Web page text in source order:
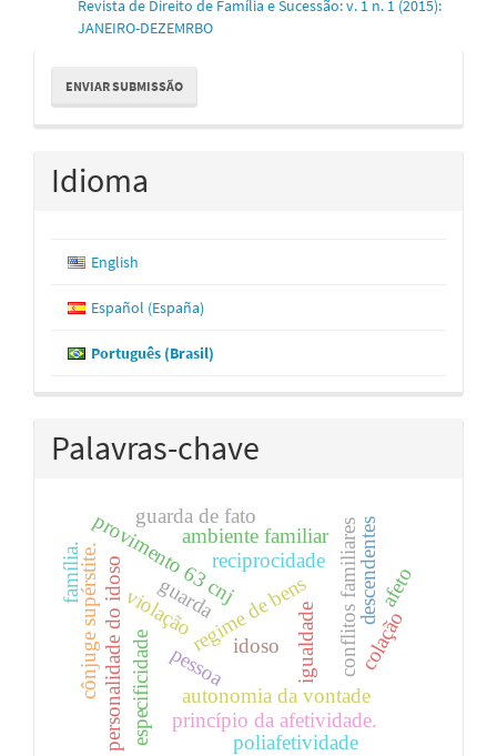
Revista de Direito de Família e Sucessão: v. 1 n. 1 (2015):
JANEIRO-DEZEMRBO
Enviar
Submissão
ENVIAR SUBMISSÃO
Idioma
English
Español (España)
Português (Brasil)
Palavras-chave
conflitos familiares
regime de bens
provimento 63 cnj
personalidade do idoso
ambiente familiar
violação
idoso
autonomia da vontade
cônjuge supérstite. reciprocidade descendentes
igualdade colação
especificidade princípio da afetividade.
guarda de fato
pessoa
poliafetividade
afeto
guarda
família.